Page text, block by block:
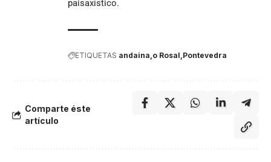
paisaxístico.
ETIQUETAS andaina o Rosal Pontevedra
Comparte éste
artículo